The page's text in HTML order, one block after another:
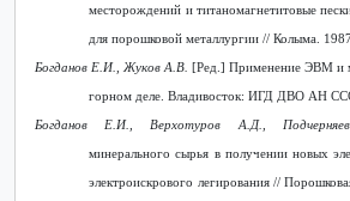
месторождений и титаномагнетитовые
для порошковой металлургии // Колыма.
Богданов Е.И., Жуков А.В. [Ред.] Применение ЭВМ и
горном деле. Владивосток: ИГД ДВО АН
Богданов Е.И., Верхотуров А.Д.,
минерального сырья в получении новых
электроискрового легирования //